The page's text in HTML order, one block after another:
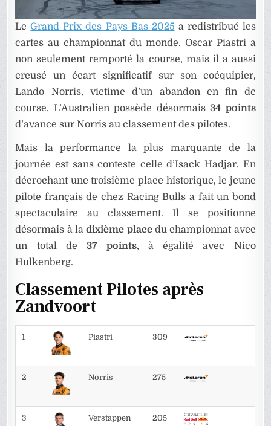
LeGrand Prix des Pays-Bas 2025 a redistribué les
cartes au championnat du monde. Oscar Piastri a
non seulement remporté la course, mais il a aussi
creusé un écart significatif sur son coéquipier,
Lando Norris, victime d’un abandon en fin de
course. L’Australien possède désormais34 points
d’avance sur Norris au classement des pilotes.
Mais la performance la plus marquante de la
journée est sans conteste celle d’Isack Hadjar. En
décrochant une troisième place historique, le jeune
pilote français de chez Racing Bulls a fait un bond
spectaculaire au classement. Il se positionne
désormais à ladixième placedu championnat avec
un total de37 points, à égalité avec Nico
Hulkenberg.
Classement Pilotes après
Zandvoort
1 Piastri 309
2 Norris 275
3 Verstappen 205